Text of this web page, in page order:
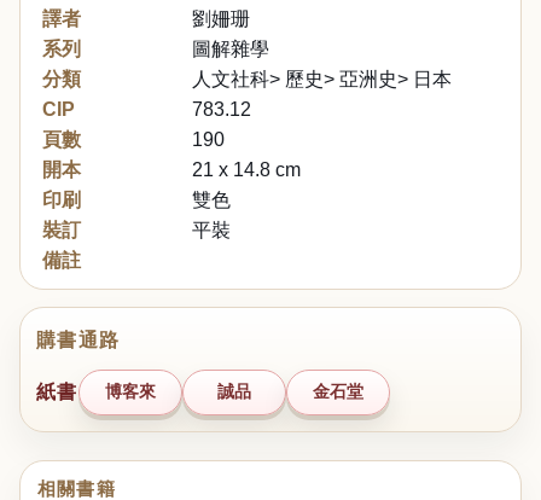
譯者
劉姍珊
系列
圖解雜學
分類
人文社科> 歷史> 亞洲史> 日本
CIP
783.12
頁數
190
開本
21 x 14.8 cm
印刷
雙色
裝訂
平裝
備註
購書通路
紙書 博客來 誠品 金石堂
相關書籍